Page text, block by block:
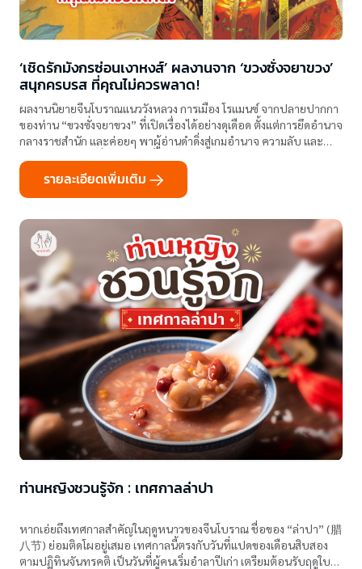
‘เชิดรักมังกรซ่อนเงาหงส์’ ผลงานจาก ‘ขวงซั่งจยาขวง’
สนุกครบรส ที่คุณไม่ควรพลาด!
ผลงานนิยายจีนโบราณแนววังหลวง การเมือง โรแมนซ์ จากปลายปากกา
ของท่าน “ขวงซั่งจยาขวง” ที่เปิดเรื่องได้อย่างดุเดือด ตั้งแต่การยึดอำนาจ
กลางราชสำนัก และค่อยๆ พาผู้อ่านดำดิ่งสู่เกมอำนาจ ความลับ และ
รายละเอียดเพิ่มเติม
ท่านหญิงชวนรู้จัก : เทศกาลล่าปา
หากเอ่ยถึงเทศกาลสำคัญในฤดูหนาวของจีนโบราณ ชื่อของ “ล่าปา” (腊
八节) ย่อมติดโผอยู่เสมอ เทศกาลนี้ตรงกับวันที่แปดของเดือนสิบสอง
ตามปฏิทินจันทรคติ เป็นวันที่ผู้คนเริ่มอำลาปีเก่า เตรียมต้อนรับฤดูใบไม้